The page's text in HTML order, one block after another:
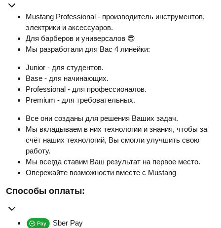
Mustang Professional - производитель инструментов,
электрики и аксессуаров.
Для барберов и универсалов 😎
Мы разработали для Вас 4 линейки:
Junior - для студентов.
Base - для начинающих.
Professional - для профессионалов.
Premium - для требовательных.
Все они созданы для решения Ваших задач.
Мы вкладываем в них технологии и знания, чтобы за
счёт наших технологий, Вы смогли улучшить свою
работу.
Мы всегда ставим Ваш результат на первое место.
Опережайте возможности вместе с Mustang
Способы оплаты:
Sber Pay